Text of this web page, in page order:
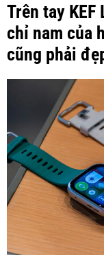
Trên tay KEF
chỉ nam của
cũng phải